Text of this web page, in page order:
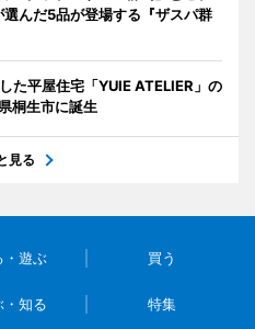
んだ5品が登場する『ザスパ群
た平屋住宅「YUIE ATELIER」の
桐生市に誕生
見る
・遊ぶ 買う
・知る 特集